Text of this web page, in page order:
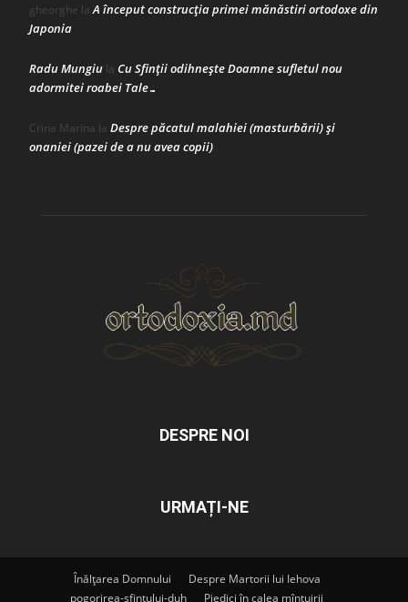
gheorghe laA început construcţia primei mănăstiri ortodoxe din
Japonia
Radu Mungiu la Cu Sfinții odihnește Doamne sufletul nou
adormitei roabei Tale…
Crina Marina la Despre păcatul malahiei (masturbării) şi
onaniei (pazei de a nu avea copii)
DESPRE NOI
URMAȚI-NE
Înălțarea Domnului
Despre Martorii lui Iehova
pogorirea-sfintului-duh
Piedici în calea mîntuirii